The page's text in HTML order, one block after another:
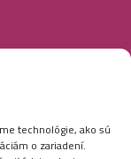
technológie, ako sú
o zariadení.